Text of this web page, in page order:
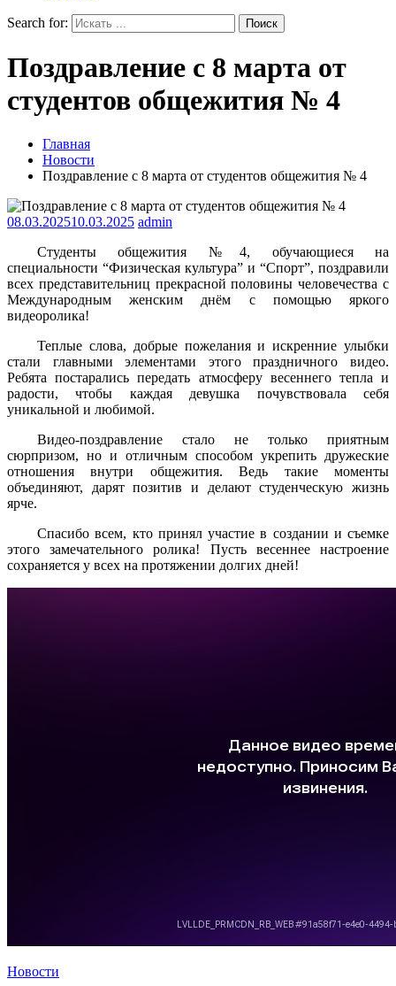
Search for:
Поздравление с 8 марта от
студентов общежития № 4
Главная
Новости
Поздравление с 8 марта от студентов общежития № 4
08.03.202510.03.2025 admin
Студенты общежития №4, обучающиеся на
специальности “Физическая культура” и “Спорт”, поздравили
всех представительниц прекрасной половины человечества с
Международным женским днём с помощью яркого
видеоролика!
Теплые слова, добрые пожелания и искренние улыбки
стали главными элементами этого праздничного видео.
Ребята постарались передать атмосферу весеннего тепла и
радости, чтобы каждая девушка почувствовала себя
уникальной и любимой.
Видео-поздравление стало не только приятным
сюрпризом, но и отличным способом укрепить дружеские
отношения внутри общежития. Ведь такие моменты
объединяют, дарят позитив и делают студенческую жизнь
ярче.
Спасибо всем, кто принял участие в создании и съемке
этого замечательного ролика! Пусть весеннее настроение
сохраняется у всех на протяжении долгих дней!
Новости